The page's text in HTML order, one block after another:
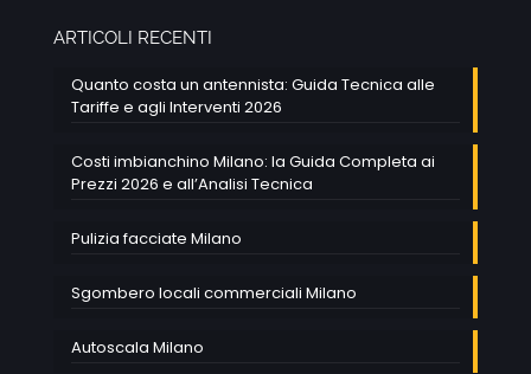
ARTICOLI RECENTI
Quanto costa un antennista: Guida Tecnica alle
Tariffe e agli Interventi 2026
Costi imbianchino Milano: la Guida Completa ai
Prezzi 2026 e all’Analisi Tecnica
Pulizia facciate Milano
Sgombero locali commerciali Milano
Autoscala Milano